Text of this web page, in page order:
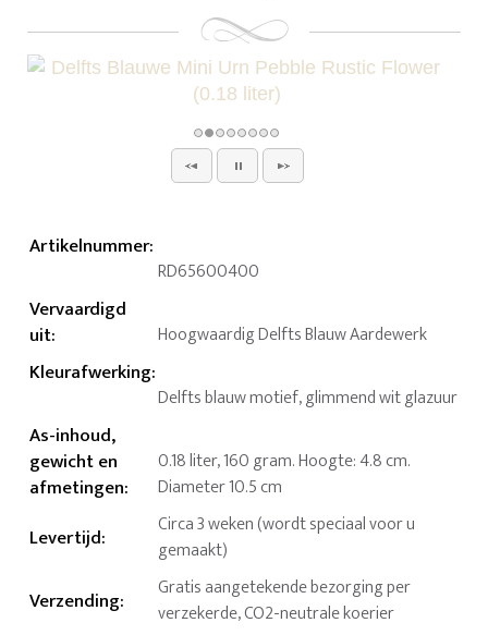
Artikelnummer:
RD65600400
Vervaardigd
uit: Hoogwaardig Delfts Blauw Aardewerk
Kleurafwerking:
Delfts blauw motief, glimmend wit glazuur
As-inhoud,
gewicht en
afmetingen:
0.18 liter, 160 gram. Hoogte: 4.8 cm.
Diameter 10.5 cm
Levertijd:
Circa 3 weken (wordt speciaal voor u
gemaakt)
Verzending:
Gratis aangetekende bezorging per
verzekerde, CO2-neutrale koerier